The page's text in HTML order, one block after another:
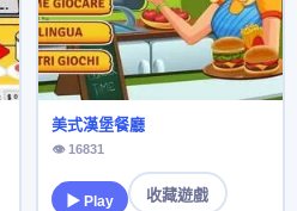
美式漢堡餐廳
👁 16831
▶ Play 收藏遊戲